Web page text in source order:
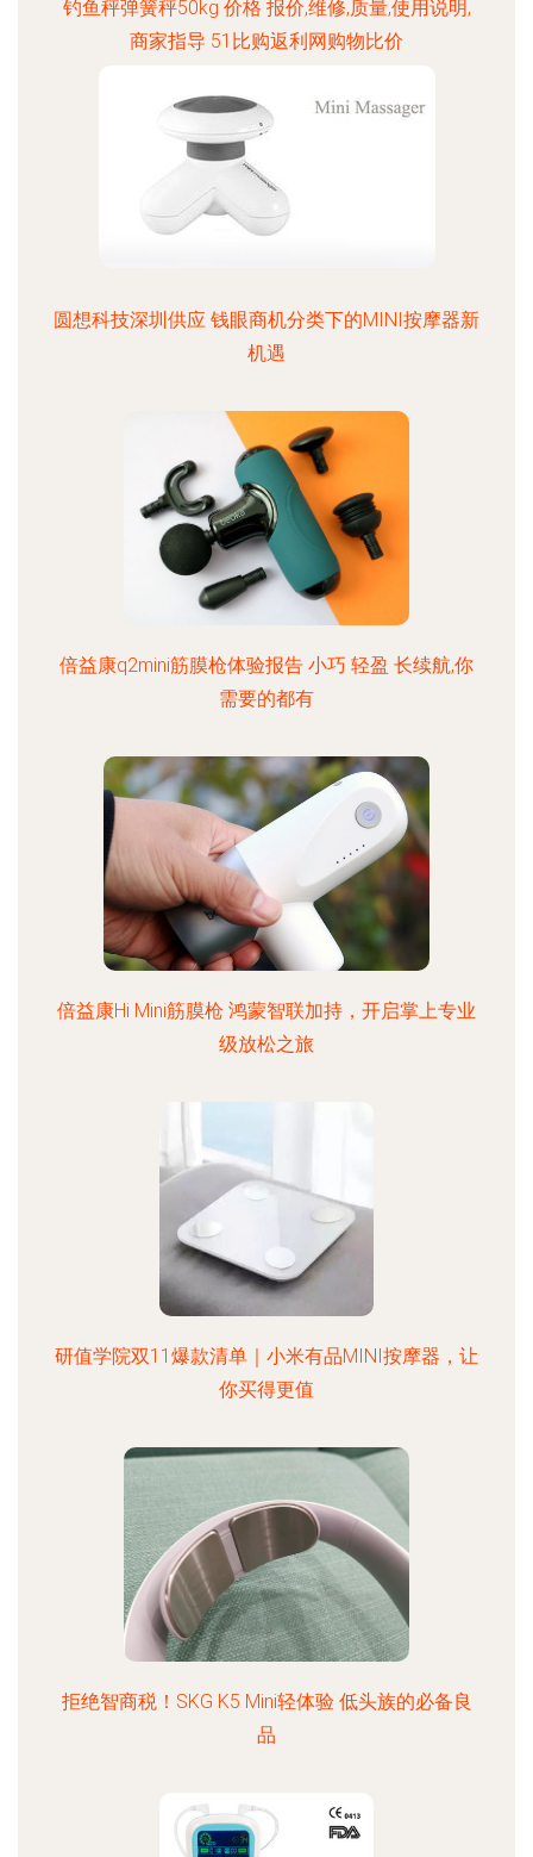
钓鱼秤弹簧秤50kg 价格 报价,维修,质量,使用说明,
商家指导 51比购返利网购物比价
圆想科技深圳供应 钱眼商机分类下的MINI按摩器新
机遇
倍益康q2mini筋膜枪体验报告 小巧 轻盈 长续航,你
需要的都有
倍益康Hi Mini筋膜枪 鸿蒙智联加持，开启掌上专业
级放松之旅
研值学院双11爆款清单｜小米有品MINI按摩器，让
你买得更值
拒绝智商税！SKG K5 Mini轻体验 低头族的必备良
品